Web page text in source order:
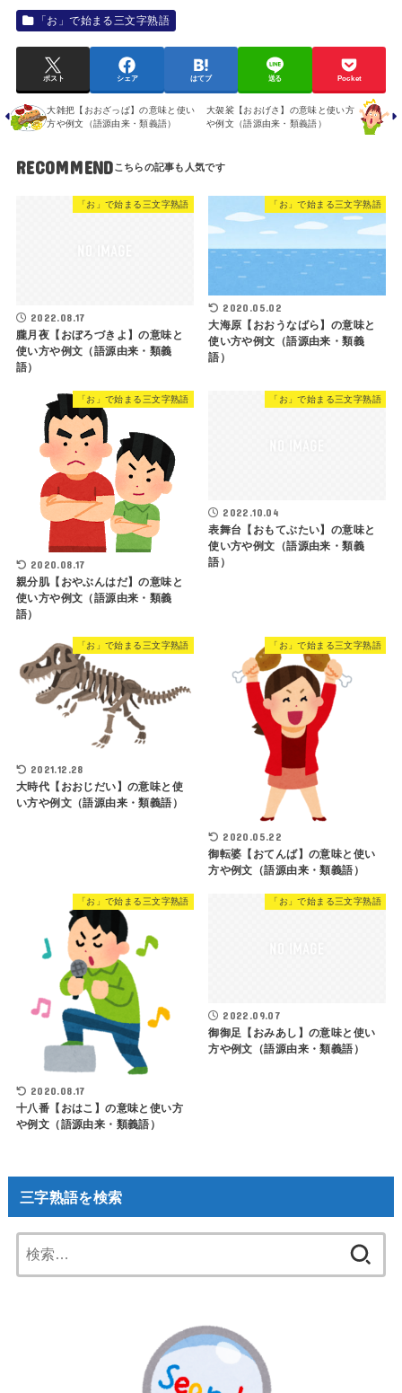
「お」で始まる三文字熟語
ポスト シェア はてブ 送る Pocket
大雑把【おおざっぱ】の意味と使い
方や例文（語源由来・類義語）
大袈裟【おおげさ】の意味と使い方
や例文（語源由来・類義語）
RECOMMEND
「お」で始まる三文字熟語
2022.08.17
朧月夜【おぼろづきよ】の意味と
使い方や例文（語源由来・類義
語）
「お」で始まる三文字熟語
2020.05.02
大海原【おおうなばら】の意味と
使い方や例文（語源由来・類義
語）
「お」で始まる三文字熟語
2020.08.17
親分肌【おやぶんはだ】の意味と
使い方や例文（語源由来・類義
語）
「お」で始まる三文字熟語
2022.10.04
表舞台【おもてぶたい】の意味と
使い方や例文（語源由来・類義
語）
「お」で始まる三文字熟語
2021.12.28
大時代【おおじだい】の意味と使
い方や例文（語源由来・類義語）
「お」で始まる三文字熟語
2020.05.22
御転婆【おてんば】の意味と使い
方や例文（語源由来・類義語）
「お」で始まる三文字熟語
2020.08.17
十八番【おはこ】の意味と使い方
や例文（語源由来・類義語）
「お」で始まる三文字熟語
2022.09.07
御御足【おみあし】の意味と使い
方や例文（語源由来・類義語）
三字熟語を検索
索: